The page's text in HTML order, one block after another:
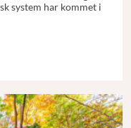
system har kommet i